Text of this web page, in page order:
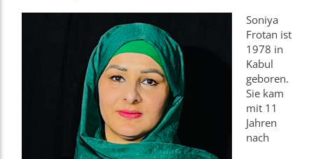
Soniya
Frotan ist
1978 in
Kabul
geboren.
Sie kam
mit 11
Jahren
nach